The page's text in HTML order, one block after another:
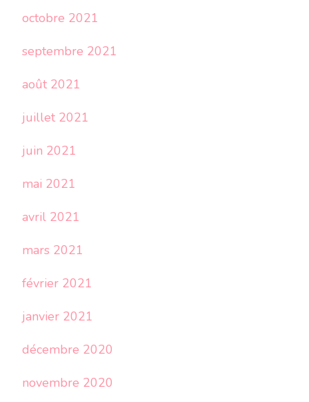
octobre 2021
septembre 2021
août 2021
juillet 2021
juin 2021
mai 2021
avril 2021
mars 2021
février 2021
janvier 2021
décembre 2020
novembre 2020